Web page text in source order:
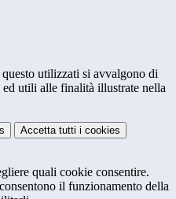
utilizzati si avvalgono di
utili alle finalità illustrate nella
Accetta tutti i cookies
quali cookie consentire.
il funzionamento della